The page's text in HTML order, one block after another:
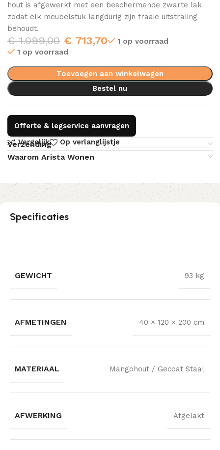
hout is afgewerkt met een beschermende zwarte lak
zodat elk meubelstuk langdurig zijn fraaie uitstraling
behoudt.
€1.099,00 € 713,70
1 op voorraad
1 op voorraad
Toevoegen aan winkelwagen
Bestel nu
Offerte & legservice aanvragen
Vergelijk
Op verlanglijstje
Verzending
Waarom Arista Wonen
Specificaties
GEWICHT 93 kg
AFMETINGEN 40 × 120 × 200 cm
MATERIAAL Mangohout / Gecoat Staal
AFWERKING Afgelakt